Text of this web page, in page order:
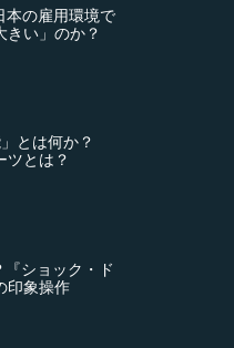
の雇用環境で
きい」のか？
」とは何か？
ツとは？
ショック・ド
印象操作